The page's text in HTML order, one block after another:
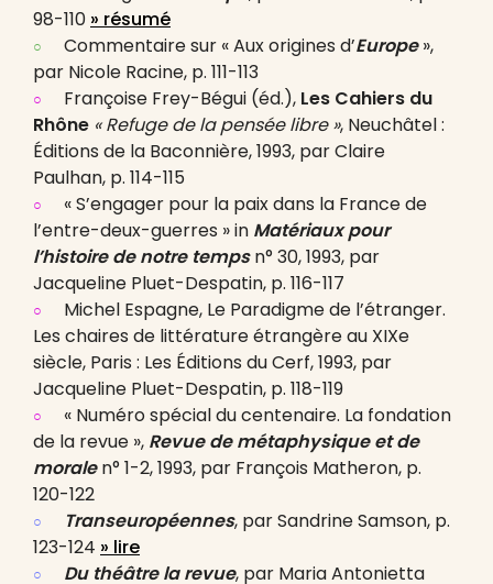
98-110 » résumé
Commentaire sur « Aux origines d’Europe»,
par Nicole Racine, p. 111-113
Françoise Frey-Bégui (éd.), Les Cahiers du
Rhône « Refuge de la pensée libre », Neuchâtel :
Éditions de la Baconnière, 1993, par Claire
Paulhan, p. 114-115
« S’engager pour la paix dans la France de
l’entre-deux-guerres » in Matériaux pour
l’histoire de notre tempsn° 30, 1993, par
Jacqueline Pluet-Despatin, p. 116-117
Michel Espagne, Le Paradigme de l’étranger.
Les chaires de littérature étrangère au XIXe
siècle, Paris : Les Éditions du Cerf, 1993, par
Jacqueline Pluet-Despatin, p. 118-119
« Numéro spécial du centenaire. La fondation
de la revue », Revue de métaphysique et de
moralen° 1-2, 1993, par François Matheron, p.
120-122
Transeuropéennes, par Sandrine Samson, p.
123-124 » lire
Du théâtre la revue, par Maria Antonietta